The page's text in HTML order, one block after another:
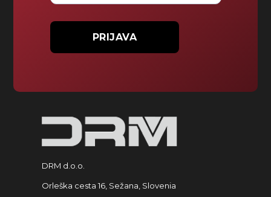
PRIJAVA
DRM d.o.o.
Orleška cesta 16, Sežana, Slovenia